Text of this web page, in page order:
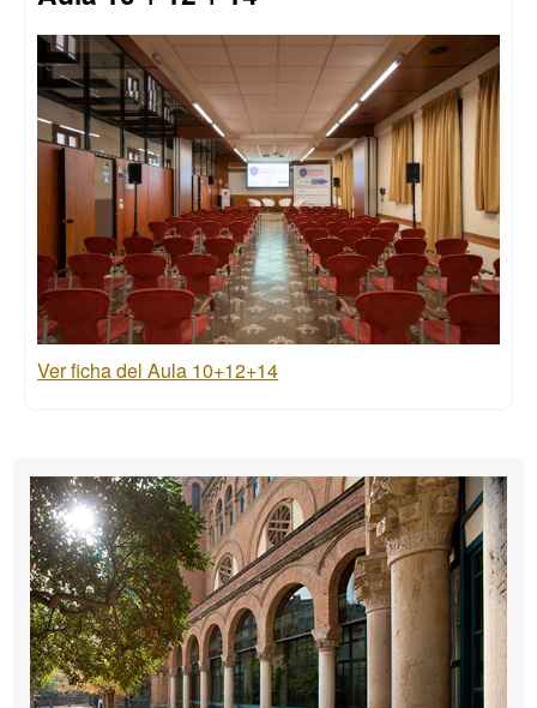
Ver ficha del Aula 10+12+14
Información
complementaria
Contacto